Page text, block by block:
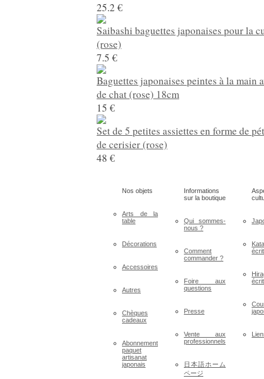
25.2 €
Saibashi baguettes japonaises pour la
(rose)
7.5 €
Baguettes japonaises peintes à la main
de chat (rose) 18cm
15 €
Set de 5 petites assiettes en forme de
de cerisier (rose)
48 €
Nos objets
Arts de la
table
Décorations
Accessoires
Autres
Chèques
cadeaux
Abonnement
paquet
artisanat
japonais
Informations
sur la boutique
Qui sommes-
nous ?
Comment
commander ?
Foire aux
questions
Presse
Vente aux
professionnels
日本語ホーム
ページ